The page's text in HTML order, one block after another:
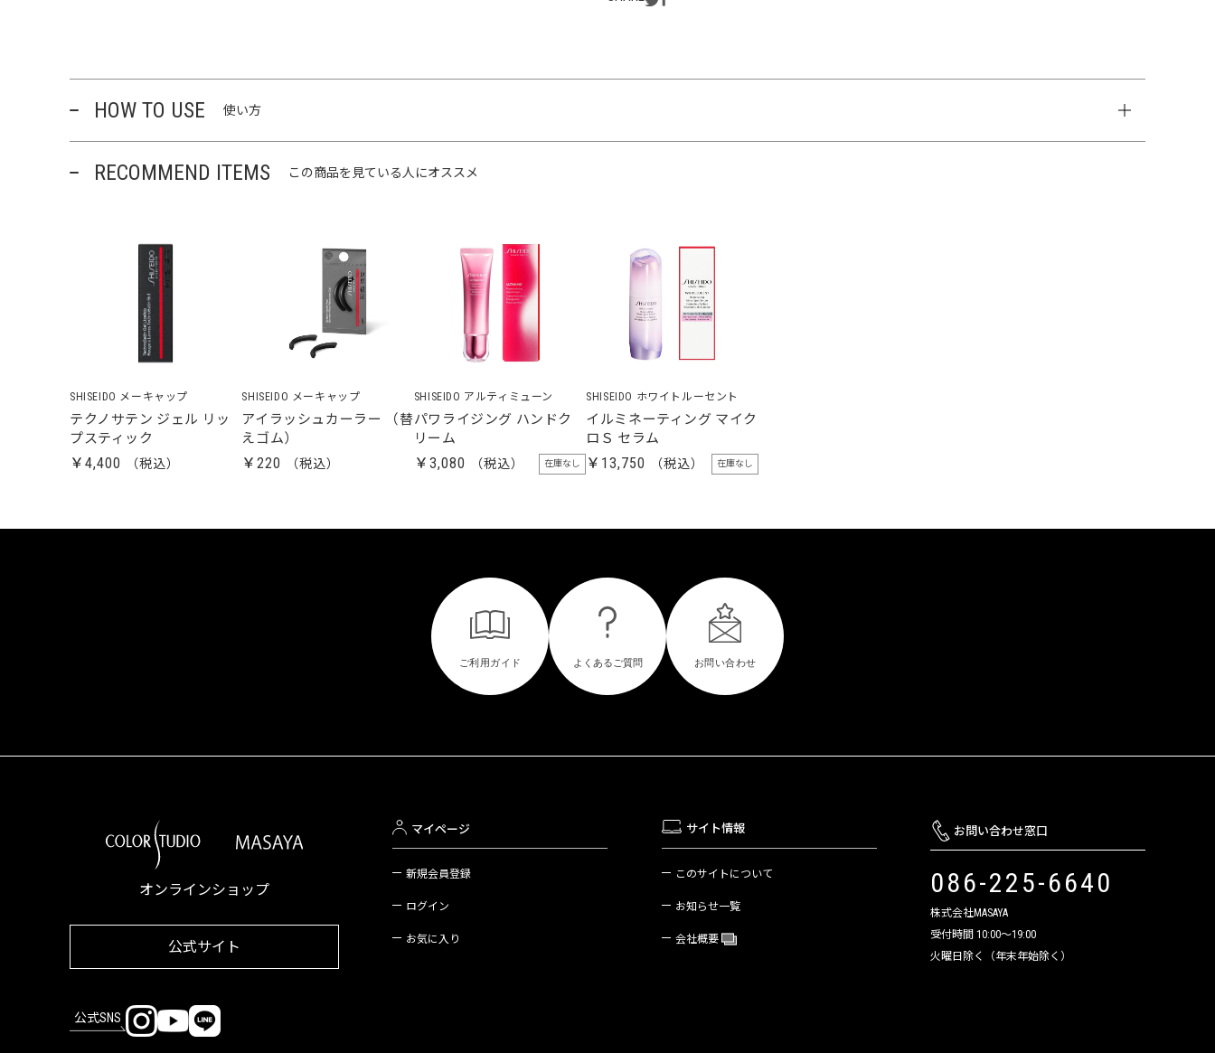
HOW TO USE 使い方
RECOMMEND ITEMS この商品を見ている人にオススメ
SHISEIDO メーキャップ
テクノサテン ジェル リッ
プスティック
￥4,400
SHISEIDO メーキャップ
アイラッシュカーラー （替
えゴム）
￥220
SHISEIDO アルティミューン
パワライジング ハンドク
リーム
￥3,080 在庫なし
SHISEIDO ホワイトルーセント
イルミネーティング マイク
ロＳ セラム
￥13,750 在庫なし
オンラインショップ
公式サイト
公式SNS
マイページ
新規会員登録
ログイン
お気に入り
サイト情報
このサイトについて
お知らせ一覧
会社概要
お問い合わせ窓口
086-225-6640
株式会社MASAYA
受付時間 10:00～19:00
火曜日除く（年末年始除く）